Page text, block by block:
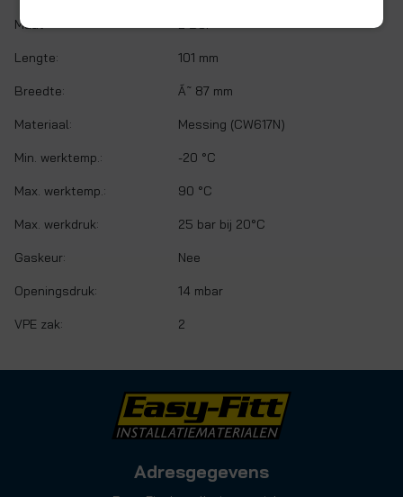
Maat: 2 BSP
Lengte: 101 mm
Breedte: Ã˜ 87 mm
Materiaal: Messing (CW617N)
Min. werktemp.: -20 °C
Max. werktemp.: 90 °C
Max. werkdruk: 25 bar bij 20°C
Gaskeur: Nee
Openingsdruk: 14 mbar
VPE zak: 2
Adresgegevens